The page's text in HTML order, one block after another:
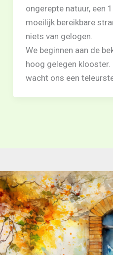
ongerepte natuur, een
moeilijk bereikbare
niets van gelogen.
We beginnen aan de
hoog gelegen klooster.
wacht ons een